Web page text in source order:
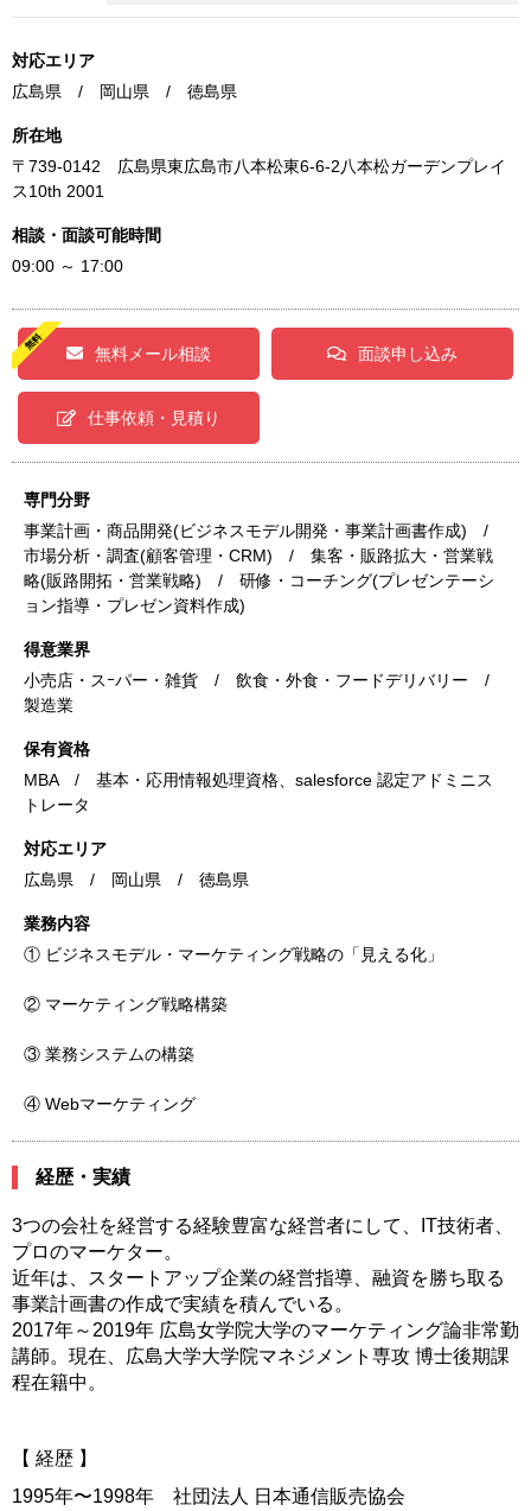
対応エリア
広島県 / 岡山県 / 徳島県
所在地
〒739-0142 広島県東広島市八本松東6-6-2八本松ガーデンプレイ
ス10th 2001
相談・面談可能時間
09:00 ～ 17:00
無料メール相談 面談申し込み
仕事依頼・見積り
専門分野
事業計画・商品開発(ビジネスモデル開発・事業計画書作成) /
市場分析・調査(顧客管理・CRM) / 集客・販路拡大・営業戦
略(販路開拓・営業戦略) / 研修・コーチング(プレゼンテーシ
ョン指導・プレゼン資料作成)
得意業界
小売店・スｰパー・雑貨 / 飲食・外食・フードデリバリー /
製造業
保有資格
MBA / 基本・応用情報処理資格、salesforce 認定アドミニス
トレータ
対応エリア
広島県 / 岡山県 / 徳島県
業務内容
① ビジネスモデル・マーケティング戦略の「見える化」
② マーケティング戦略構築
③ 業務システムの構築
④ Webマーケティング
経歴・実績
3つの会社を経営する経験豊富な経営者にして、IT技術者、
プロのマーケター。
近年は、スタートアップ企業の経営指導、融資を勝ち取る
事業計画書の作成で実績を積んでいる。
2017年～2019年 広島女学院大学のマーケティング論非常勤
講師。現在、広島大学大学院マネジメント専攻 博士後期課
程在籍中。
【 経歴 】
1995年〜1998年 社団法人 日本通信販売協会